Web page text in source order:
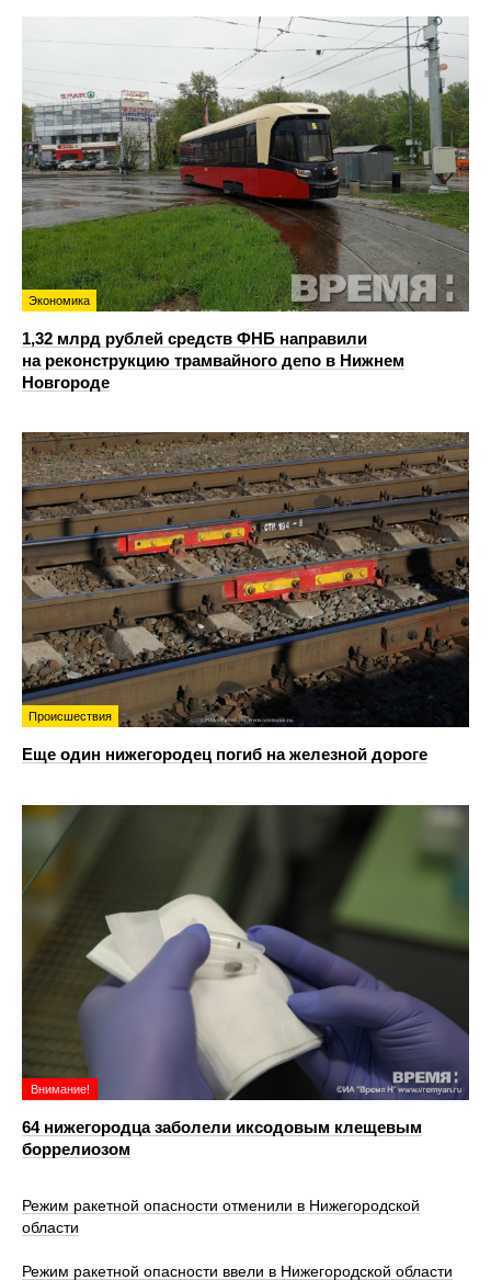
Экономика
1,32 млрд рублей средств ФНБ направили
на реконструкцию трамвайного депо в Нижнем
Новгороде
Происшествия
Еще один нижегородец погиб на железной дороге
Внимание!
64 нижегородца заболели иксодовым клещевым
боррелиозом
Режим ракетной опасности отменили в Нижегородской
области
Режим ракетной опасности ввели в Нижегородской области